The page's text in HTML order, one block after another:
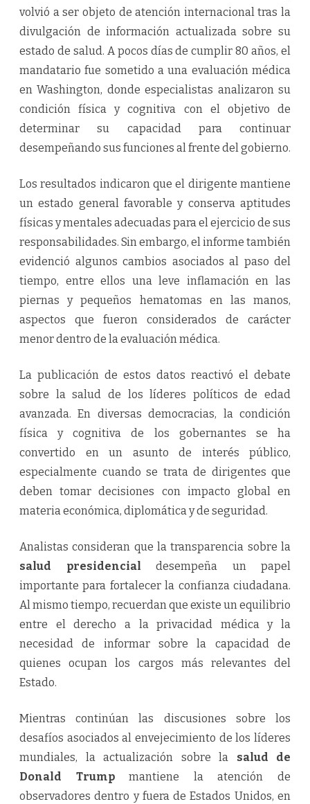
volvió a ser objeto de atención internacional tras la
divulgación de información actualizada sobre su
estado de salud. A pocos días de cumplir 80 años, el
mandatario fue sometido a una evaluación médica
en Washington, donde especialistas analizaron su
condición física y cognitiva con el objetivo de
determinar su capacidad para continuar
desempeñando sus funciones al frente del gobierno.
Los resultados indicaron que el dirigente mantiene
un estado general favorable y conserva aptitudes
físicas y mentales adecuadas para el ejercicio de sus
responsabilidades. Sin embargo, el informe también
evidenció algunos cambios asociados al paso del
tiempo, entre ellos una leve inflamación en las
piernas y pequeños hematomas en las manos,
aspectos que fueron considerados de carácter
menor dentro de la evaluación médica.
La publicación de estos datos reactivó el debate
sobre la salud de los líderes políticos de edad
avanzada. En diversas democracias, la condición
física y cognitiva de los gobernantes se ha
convertido en un asunto de interés público,
especialmente cuando se trata de dirigentes que
deben tomar decisiones con impacto global en
materia económica, diplomática y de seguridad.
Analistas consideran que la transparencia sobre la
salud presidencial desempeña un papel
importante para fortalecer la confianza ciudadana.
Al mismo tiempo, recuerdan que existe un equilibrio
entre el derecho a la privacidad médica y la
necesidad de informar sobre la capacidad de
quienes ocupan los cargos más relevantes del
Estado.
Mientras continúan las discusiones sobre los
desafíos asociados al envejecimiento de los líderes
mundiales, la actualización sobre la salud de
Donald Trumpmantiene la atención de
observadores dentro y fuera de Estados Unidos, en